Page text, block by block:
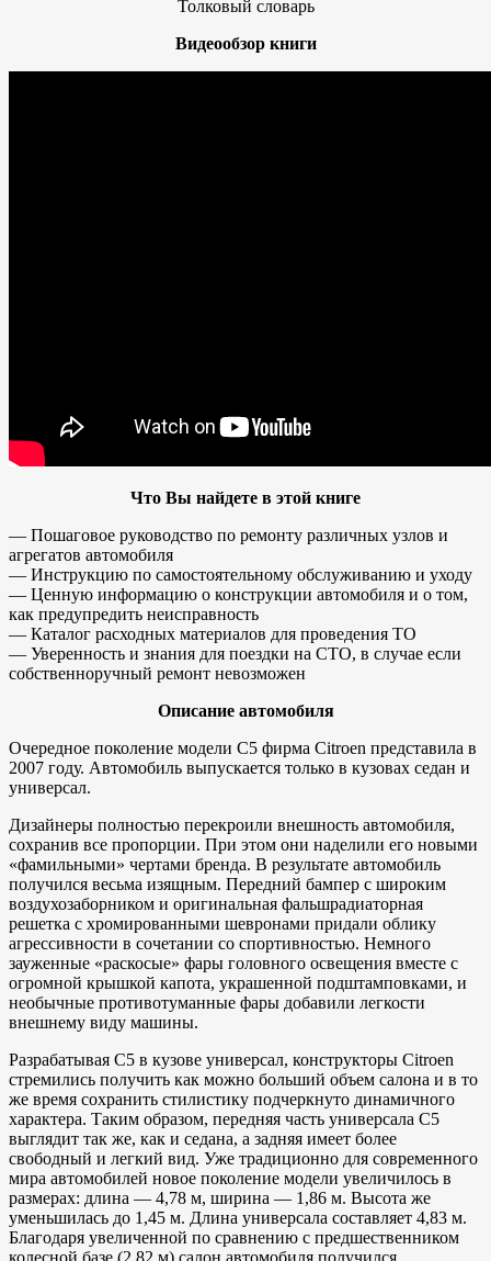
Толковый словарь
Видеообзор книги
Что Вы найдете в этой книге
— Пошаговое руководство по ремонту различных узлов и
агрегатов автомобиля
— Инструкцию по самостоятельному обслуживанию и уходу
— Ценную информацию о конструкции автомобиля и о том,
как предупредить неисправность
— Каталог расходных материалов для проведения ТО
— Уверенность и знания для поездки на СТО, в случае если
собственноручный ремонт невозможен
Описание автомобиля
Очередное поколение модели С5 фирма Citroen представила в
2007 году. Автомобиль выпускается только в кузовах седан и
универсал.
Дизайнеры полностью перекроили внешность автомобиля,
сохранив все пропорции. При этом они наделили его новыми
«фамильными» чертами бренда. В результате автомобиль
получился весьма изящным. Передний бампер с широким
воздухозаборником и оригинальная фальшрадиаторная
решетка с хромированными шевронами придали облику
агрессивности в сочетании со спортивностью. Немного
зауженные «раскосые» фары головного освещения вместе с
огромной крышкой капота, украшенной подштамповками, и
необычные противотуманные фары добавили легкости
внешнему виду машины.
Разрабатывая С5 в кузове универсал, конструкторы Citroen
стремились получить как можно больший объем салона и в то
же время сохранить стилистику подчеркнуто динамичного
характера. Таким образом, передняя часть универсала С5
выглядит так же, как и седана, а задняя имеет более
свободный и легкий вид. Уже традиционно для современного
мира автомобилей новое поколение модели увеличилось в
размерах: длина — 4,78 м, ширина — 1,86 м. Высота же
уменьшилась до 1,45 м. Длина универсала составляет 4,83 м.
Благодаря увеличенной по сравнению с предшественником
колесной базе (2,82 м) салон автомобиля получился